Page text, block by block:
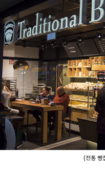
(전통 빵